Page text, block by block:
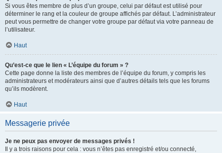
Si vous êtes membre de plus d’un groupe, celui par défaut est utilisé pour
déterminer le rang et la couleur de groupe affichés par défaut. L’administrateur
peut vous permettre de changer votre groupe par défaut via votre panneau de
l’utilisateur.
Haut
Qu’est-ce que le lien « L’équipe du forum » ?
Cette page donne la liste des membres de l’équipe du forum, y compris les
administrateurs et modérateurs ainsi que d’autres détails tels que les forums
qu’ils modèrent.
Haut
Messagerie privée
Je ne peux pas envoyer de messages privés !
Il y a trois raisons pour cela : vous n’êtes pas enregistré et/ou connecté,